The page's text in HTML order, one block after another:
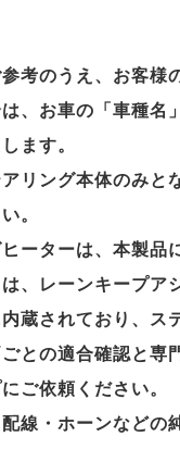
考のうえ、お客様
、お車の「車種名
ます。
リング本体のみと
。
ーターは、本製品
、レーンキープア
蔵されており、ス
との適合確認と専
ご依頼ください。
線・ホーンなどの